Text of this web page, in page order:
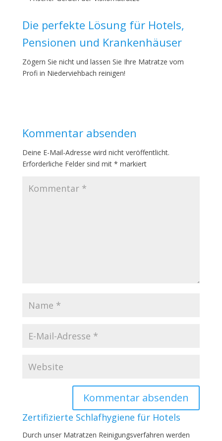
Die perfekte Lösung für Hotels,
Pensionen und Krankenhäuser
Zögern Sie nicht und lassen Sie Ihre Matratze vom
Profi in Niederviehbach reinigen!
Kommentar absenden
Deine E-Mail-Adresse wird nicht veröffentlicht.
Erforderliche Felder sind mit * markiert
Zertifizierte Schlafhygiene für Hotels
Durch unser Matratzen Reinigungsverfahren werden